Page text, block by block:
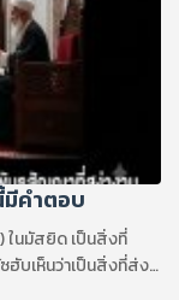
มีคำตอบ
ฮับเห็นว่าเป็นสิ่งที่ส่ง